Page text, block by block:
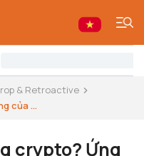
& Retroactive
của ...
crypto? Ứng